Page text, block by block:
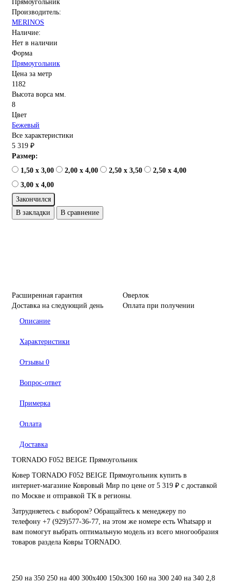
Производитель:
MERINOS
Наличие:
Нет в наличии
Форма
Прямоугольник
Цена за метр
1182
Высота ворса мм.
8
Цвет
Бежевый
Все характеристики
5 319 ₽
Размер:
1,50 x 3,00
2,00 x 4,00 2,50 x 3,50
2,50 x 4,00
3,00 x 4,00
Закончился
В закладки
В сравнение
Расширенная гарантия
Оверлок
Доставка на следующий день
Оплата при получении
Описание
Характеристики
Отзывы 0
Вопрос-ответ
Примерка
Оплата
Доставка
TORNADO F052 BEIGE Прямоугольник
Ковер TORNADO F052 BEIGE Прямоугольник купить в
интернет-магазине Ковровый Мир по цене от 5 319 ₽ с доставкой
по Москве и отправкой ТК в регионы.
Затрудняетесь с выбором? Обращайтесь к менеджеру по
телефону +7 (929)577-36-77, на этом же номере есть Whatsapp и
вам помогут выбрать оптимальную модель из всего многообразия
товаров раздела Ковры TORNADO.
250 на 350 250 на 400 300х400 150х300 160 на 300 240 на 340 2,8